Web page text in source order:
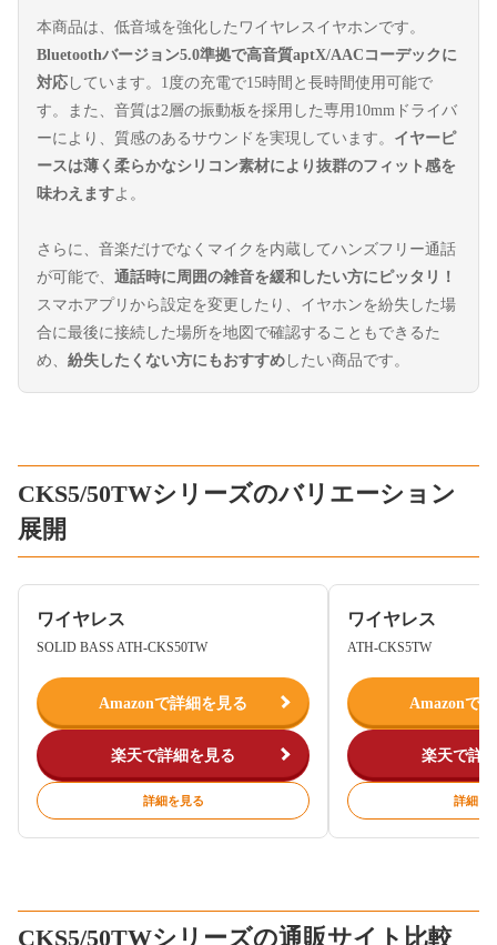
本商品は、低音域を強化したワイヤレスイヤホンです。
Bluetoothバージョン5.0準拠で高音質aptX/AACコーデックに
対応 しています。1度の充電で15時間と長時間使用可能で
す。また、音質は2層の振動板を採用した専用10mmドライバ
ーにより、質感のあるサウンドを実現しています。 イヤーピ
ースは薄く柔らかなシリコン素材により抜群のフィット感を
味わえますよ。
さらに、音楽だけでなくマイクを内蔵してハンズフリー通話
が可能で、 通話時に周囲の雑音を緩和したい方にピッタリ！
スマホアプリから設定を変更したり、イヤホンを紛失した場
合に最後に接続した場所を地図で確認することもできるた
め、 紛失したくない方にもおすすめ したい商品です。
CKS5/50TWシリーズのバリエーション
展開
ワイヤレス
SOLID BASS ATH-CKS50TW
Amazonで詳細を見る
楽天で詳細を見る
詳細を見る
ワイヤレス
ATH-CKS5TW
Amazonで
楽天で詳
詳細を
CKS5/50TWシリーズの通販サイト比較